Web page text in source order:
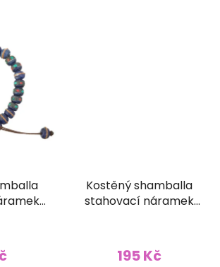
Kostěný shamballa
stahovací náramek
195 Kč